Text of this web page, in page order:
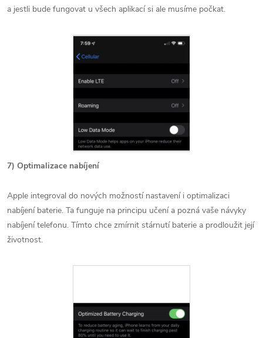
a jestli bude fungovat u všech aplikací si ale musíme počkat.
7) Optimalizace nabíjení
Apple integroval do nových možností nastavení i optimalizaci
nabíjení baterie. Ta funguje na principu učení a pozná vaše návyky
nabíjení telefonu. Tímto chce zmírnit stárnutí baterie a prodloužit její
životnost.